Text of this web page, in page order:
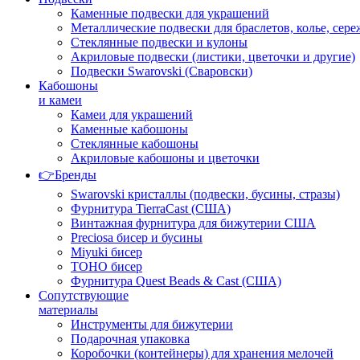
Каменные подвески для украшений
Металлические подвески для браслетов, колье,
Стеклянные подвески и кулоны
Акриловые подвески (листики, цветочки и другие)
Подвески Swarovski (Сваровски)
Кабошоны
и камеи
Камеи для украшений
Каменные кабошоны
Стеклянные кабошоны
Акриловые кабошоны и цветочки
👉Бренды
Swarovski кристаллы (подвески, бусины, стразы)
Фурнитура TierraCast (США)
Винтажная фурнитура для бижутерии США
Preciosa бисер и бусины
Miyuki бисер
TOHO бисер
Фурнитура Quest Beads & Cast (США)
Сопутствующие
материалы
Инструменты для бижутерии
Подарочная упаковка
Коробочки (контейнеры) для хранения мелочей